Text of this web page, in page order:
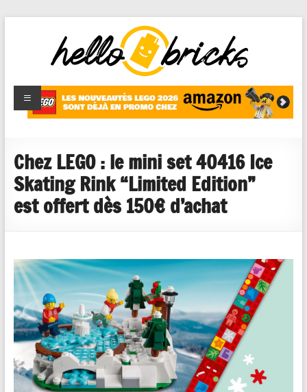
HelloBricks
Blog LEGO,
nouveaut�s
reviews
Chez LEGO : le mini set 40416 Ice
Skating Rink “Limited Edition”
est offert dès 150€ d’achat